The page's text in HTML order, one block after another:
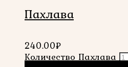
Пахлава
240.00₽
Количество Пахлава